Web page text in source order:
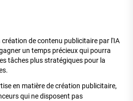
de contenu publicitaire par l'IA
un temps précieux qui pourra
tâches plus stratégiques pour la
en matière de création publicitaire,
qui ne disposent pas